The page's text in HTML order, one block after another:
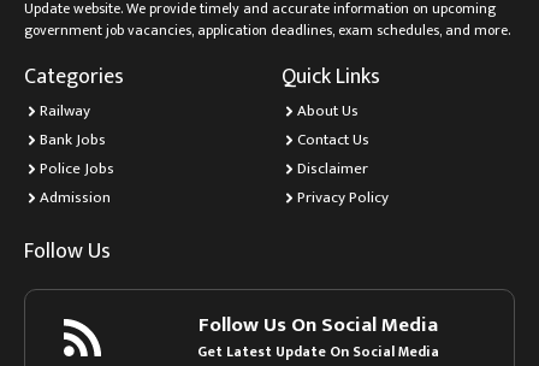
Update website. We provide timely and accurate information on upcoming
government job vacancies, application deadlines, exam schedules, and more.
Categories
Railway
Bank Jobs
Police Jobs
Admission
Quick Links
About Us
Contact Us
Disclaimer
Privacy Policy
Follow Us
Follow Us On Social Media
Get Latest Update On Social Media